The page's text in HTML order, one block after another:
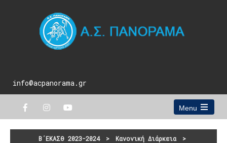
info@acpanorama.gr
Menu
Open
main
Β΄ΕΚΑΣΘ 2023-2024 > Κανονική Διάρκεια
>